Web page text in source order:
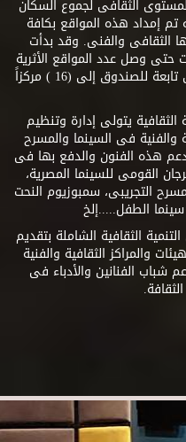
الثقافى لجموع السكان
تم إمداد هذه المواقع بكافة
الثقافى والفنى. وقد بدأت
وامتدت حتى وصل عدد المواقع الأثرية
التى تم تحويلها إلى مراكز إبداع فنى تابعة للصندوق إلى (16 ) مركزاً
يتولى إدارة وتنظيم
والفنية فى السينما والمسرح
هذه الفنون والدفع بها فى
القومى للسينما المصرية،
التجريبى، سمبوزيوم النحت
الطفل.....إلخ
الثقافية الشاملة بتقديم
والمراكز الثقافية والفنية
شباب الفنانين والأدباء فى